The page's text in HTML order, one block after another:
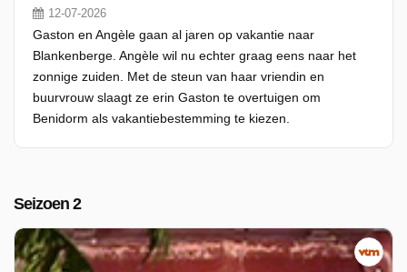
12-07-2026
Gaston en Angèle gaan al jaren op vakantie naar
Blankenberge. Angèle wil nu echter graag eens naar het
zonnige zuiden. Met de steun van haar vriendin en
buurvrouw slaagt ze erin Gaston te overtuigen om
Benidorm als vakantiebestemming te kiezen.
Seizoen 2